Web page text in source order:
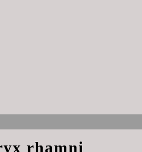
rhamni